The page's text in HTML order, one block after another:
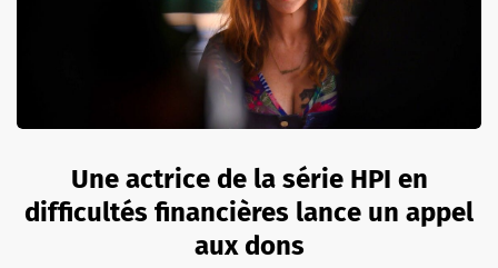
Une actrice de la série HPI en
difficultés financières lance un appel
aux dons